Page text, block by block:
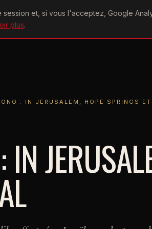
et, si vous l'acceptez, Google
plus.
ACTU CONCERTS
: IN JERUSALEM, HOPE SPRINGS
IN